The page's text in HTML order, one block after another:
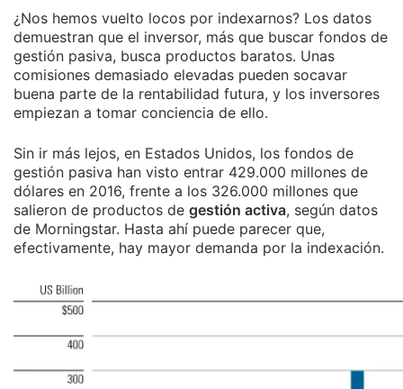
¿Nos hemos vuelto locos por indexarnos? Los datos
demuestran que el inversor, más que buscar fondos de
gestión pasiva, busca productos baratos. Unas
comisiones demasiado elevadas pueden socavar
buena parte de la rentabilidad futura, y los inversores
empiezan a tomar conciencia de ello.
Sin ir más lejos, en Estados Unidos, los fondos de
gestión pasiva han visto entrar 429.000 millones de
dólares en 2016, frente a los 326.000 millones que
salieron de productos de gestión activa, según datos
de Morningstar. Hasta ahí puede parecer que,
efectivamente, hay mayor demanda por la indexación.